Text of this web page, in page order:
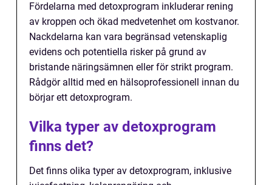
Fördelarna med detoxprogram inkluderar rening
av kroppen och ökad medvetenhet om kostvanor.
Nackdelarna kan vara begränsad vetenskaplig
evidens och potentiella risker på grund av
bristande näringsämnen eller för strikt program.
Rådgör alltid med en hälsoprofessionell innan du
börjar ett detoxprogram.
Vilka typer av detoxprogram
finns det?
Det finns olika typer av detoxprogram, inklusive